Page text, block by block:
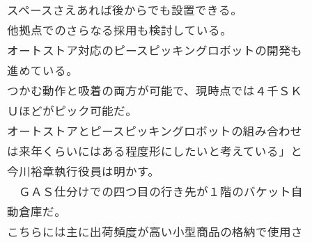
スペースさえあれば後からでも設置できる。
他拠点でのさらなる採用も検討している。
オートストア対応のピースピッキングロボットの開発も
進めている。
つかむ動作と吸着の両方が可能で、現時点では４千ＳＫ
Ｕほどがピック可能だ。
オートストアとピースピッキングロボットの組み合わせ
は来年くらいにはある程度形にしたいと考えている」と
今川裕章執行役員は明かす。
ＧＡＳ仕分けでの四つ目の行き先が１階のバケット自
動倉庫だ。
こちらには主に出荷頻度が高い小型商品の格納で使用さ